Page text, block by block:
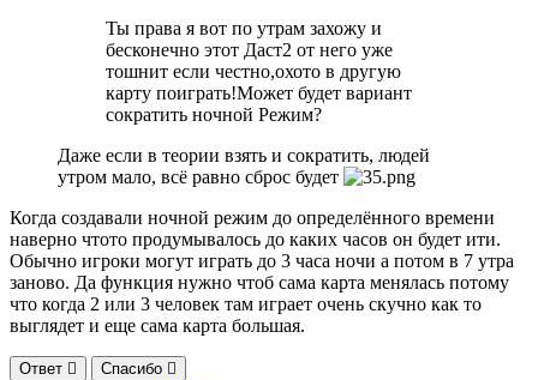
Ты права я вот по утрам захожу и
бесконечно этот Даст2 от него уже
тошнит если честно,охото в другую
карту поиграть!Может будет вариант
сократить ночной Режим?
Даже если в теории взять и сократить, людей
утром мало, всё равно сброс будет
Когда создавали ночной режим до определённого времени
наверно чтото продумывалось до каких часов он будет ити.
Обычно игроки могут играть до 3 часа ночи а потом в 7 утра
заново. Да функция нужно чтоб сама карта менялась потому
что когда 2 или 3 человек там играет очень скучно как то
выглядет и еще сама карта большая.
Ответ Спасибо